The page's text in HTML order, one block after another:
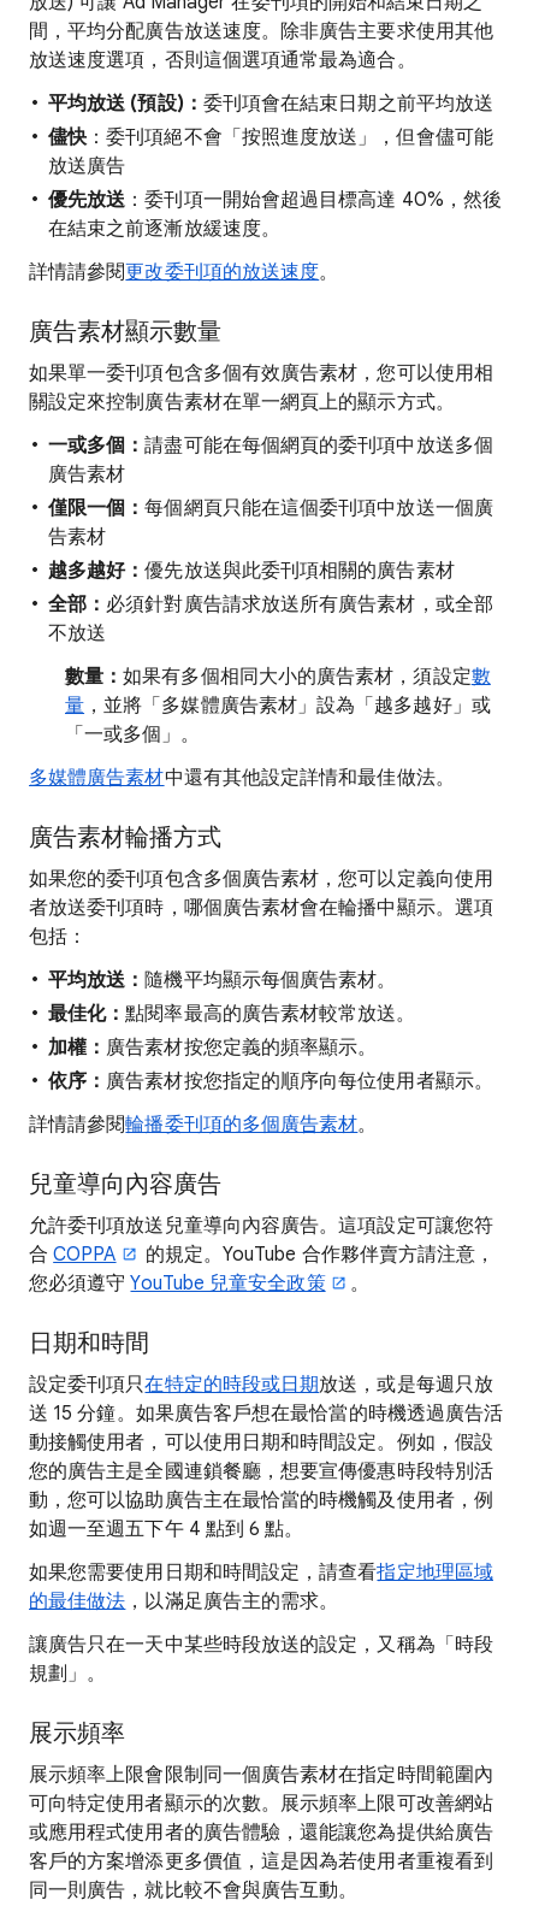
間，平均分配廣告放送速度。除非廣告主要求使用其他
放送速度選項，否則這個選項通常最為適合。
平均放送 (預設)： 委刊項會在結束日期之前平均放送
儘快：委刊項絕不會「按照進度放送」，但會儘可能
放送廣告
優先放送 ：委刊項一開始會超過目標高達 40%，然後
在結束之前逐漸放緩速度。
詳情請參閱更改委刊項的放送速度。
廣告素材顯示數量
如果單一委刊項包含多個有效廣告素材，您可以使用相
關設定來控制廣告素材在單一網頁上的顯示方式。
一或多個：請盡可能在每個網頁的委刊項中放送多個
廣告素材
僅限一個：每個網頁只能在這個委刊項中放送一個廣
告素材
越多越好：優先放送與此委刊項相關的廣告素材
全部：必須針對廣告請求放送所有廣告素材，或全部
不放送
數量：如果有多個相同大小的廣告素材，須設定數
量 ，並將「多媒體廣告素材」設為「越多越好」或
「一或多個」。
多媒體廣告素材中還有其他設定詳情和最佳做法。
廣告素材輪播方式
如果您的委刊項包含多個廣告素材，您可以定義向使用
者放送委刊項時，哪個廣告素材會在輪播中顯示。選項
包括：
平均放送： 隨機平均顯示每個廣告素材。
最佳化：點閱率最高的廣告素材較常放送。
加權： 廣告素材按您定義的頻率顯示。
依序： 廣告素材按您指定的順序向每位使用者顯示。
詳情請參閱輪播委刊項的多個廣告素材。
兒童導向內容廣告
允許委刊項放送兒童導向內容廣告。這項設定可讓您符
合COPPA
的規定。YouTube 合作夥伴賣方請注意，
您必須遵守YouTube 兒童安全政策 。
日期和時間
設定委刊項只在特定的時段或日期放送，或是每週只放
送 15 分鐘。如果廣告客戶想在最恰當的時機透過廣告活
動接觸使用者，可以使用日期和時間設定。例如，假設
您的廣告主是全國連鎖餐廳，想要宣傳優惠時段特別活
動，您可以協助廣告主在最恰當的時機觸及使用者，例
如週一至週五下午 4 點到 6 點。
如果您需要使用日期和時間設定，請查看指定地理區域
的最佳做法 ，以滿足廣告主的需求。
讓廣告只在一天中某些時段放送的設定，又稱為「時段
規劃」。
展示頻率
展示頻率上限會限制同一個廣告素材在指定時間範圍內
可向特定使用者顯示的次數。展示頻率上限可改善網站
或應用程式使用者的廣告體驗，還能讓您為提供給廣告
客戶的方案增添更多價值，這是因為若使用者重複看到
同一則廣告，就比較不會與廣告互動。